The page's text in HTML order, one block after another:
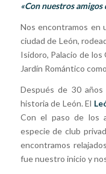
«Con nuestros amigos
Nos encontramos en
ciudad de León,
Isidoro, Palacio de
Jardín Romántico
Después de 30
historia de León. El
Con el paso de los
especie de club
encontramos
fue nuestro inicio y